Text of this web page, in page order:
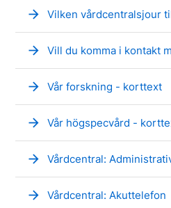
arrow_forward Vilken vårdcentralsjour
arrow_forward Vill du komma i kontakt
arrow_forward Vår forskning - korttext
arrow_forward Vår högspecvård -
arrow_forward Vårdcentral:
arrow_forward Vårdcentral: Akuttelefon